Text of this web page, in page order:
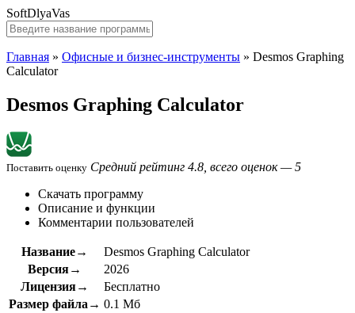
SoftDlyaVas
Главная » Офисные и бизнес-инструменты » Desmos Graphing
Calculator
Desmos Graphing Calculator
Поставить оценку Средний рейтинг 4.8, всего оценок — 5
Скачать программу
Описание и функции
Комментарии пользователей
Название→
Desmos Graphing Calculator
Версия→
2026
Лицензия→
Бесплатно
Размер файла→ 0.1 Мб